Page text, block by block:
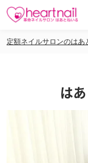
定額ネイルサロンのはあ
は